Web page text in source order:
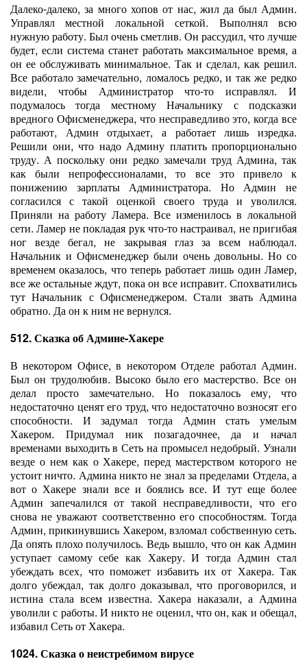
Далеко-далеко, за много хопов от нас, жил да был Админ.
Управлял местной локальной сеткой. Выполнял всю
нужную работу. Был очень сметлив. Он рассудил, что лучше
будет, если система станет работать максимальное время, а
он ее обслуживать минимальное. Так и сделал, как решил.
Все работало замечательно, ломалось редко, и так же редко
видели, чтобы Администратор что-то исправлял. И
подумалось тогда местному Начальнику с подсказки
вредного Офисменеджера, что несправедливо это, когда все
работают, Админ отдыхает, а работает лишь изредка.
Решили они, что надо Админу платить пропорционально
труду. А поскольку они редко замечали труд Админа, так
как были непрофессионалами, то все это привело к
понижению зарплаты Администратора. Но Админ не
согласился с такой оценкой своего труда и уволился.
Приняли на работу Ламера. Все изменилось в локальной
сети. Ламер не покладая рук что-то настраивал, не пригибая
ног везде бегал, не закрывая глаз за всем наблюдал.
Начальник и Офисменеджер были очень довольны. Но со
временем оказалось, что теперь работает лишь один Ламер,
все же остальные ждут, пока он все исправит. Спохватились
тут Начальник с Офисменеджером. Стали звать Админа
обратно. Да он к ним не вернулся.
512. Сказка об Админе-Хакере
В некотором Офисе, в некотором Отделе работал Админ.
Был он трудолюбив. Высоко было его мастерство. Все он
делал просто замечательно. Но показалось ему, что
недостаточно ценят его труд, что недостаточно возносят его
способности. И задумал тогда Админ стать умелым
Хакером. Придумал ник позагадочнее, да и начал
временами выходить в Сеть на промысел недобрый. Узнали
везде о нем как о Хакере, перед мастерством которого не
устоит ничто. Админа никто не знал за пределами Отдела, а
вот о Хакере знали все и боялись все. И тут еще более
Админ запечалился от такой несправедливости, что его
снова не уважают соответственно его способностям. Тогда
Админ, прикинувшись Хакером, взломал собственную сеть.
Да опять плохо получилось. Ведь вышло, что он как Админ
уступает самому себе как Хакеру. И тогда Админ стал
убеждать всех, что поможет избавить их от Хакера. Так
долго убеждал, так долго доказывал, что проговорился, и
истина стала всем известна. Хакера наказали, а Админа
уволили с работы. И никто не оценил, что он, как и обещал,
избавил Сеть от Хакера.
1024. Сказка о неистребимом вирусе